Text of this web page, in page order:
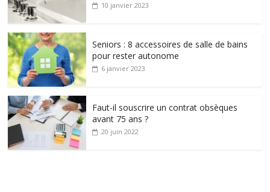
10 janvier 2023
Seniors : 8 accessoires de salle de bains
pour rester autonome
6 janvier 2023
Faut-il souscrire un contrat obsèques
avant 75 ans ?
20 juin 2022